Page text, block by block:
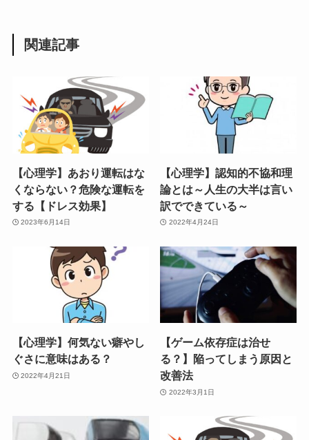
関連記事
【心理学】あおり運転はな
くならない？危険な運転を
する【ドレス効果】
2023年6月14日
【心理学】認知的不協和理
論とは～人生の大半は言い
訳でできている～
2022年4月24日
【心理学】何気ない癖やし
ぐさに意味はある？
2022年4月21日
【ゲーム依存症は治せ
る？】陥ってしまう原因と
改善法
2022年3月1日